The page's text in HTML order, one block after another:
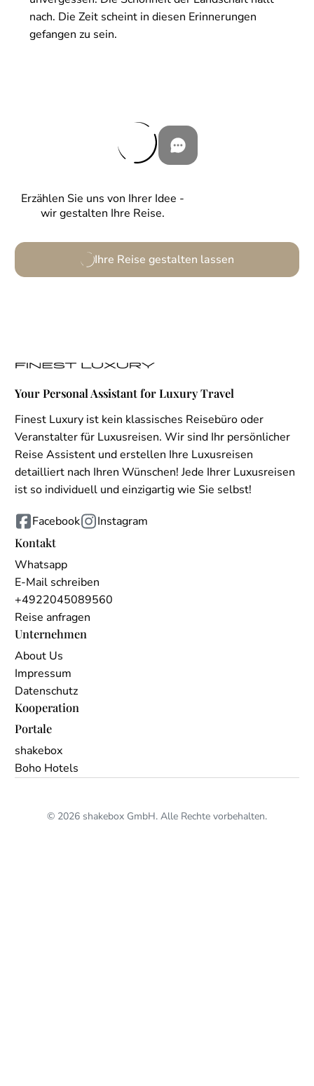
Erzählen Sie uns von Ihrer Idee -
wir gestalten Ihre Reise.
Ihre Reise gestalten lassen
nach. Die Zeit scheint in diesen Erinnerungen
gefangen zu sein.
Your Personal Assistant for Luxury Travel
Finest Luxury ist kein klassisches Reisebüro oder
Veranstalter für Luxusreisen. Wir sind Ihr persönlicher
Reise Assistent und erstellen Ihre Luxusreisen
detailliert nach Ihren Wünschen! Jede Ihrer Luxusreisen
ist so individuell und einzigartig wie Sie selbst!
Facebook
Instagram
Kontakt
Whatsapp
E-Mail schreiben
+4922045089560
Reise anfragen
Unternehmen
About Us
Impressum
Datenschutz
Kooperation
Portale
shakebox
Boho Hotels
© 2026 shakebox GmbH. Alle Rechte vorbehalten.